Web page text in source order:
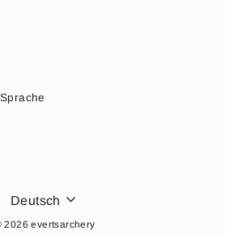
SPRACHE
Deutsch
2026 evertsarchery